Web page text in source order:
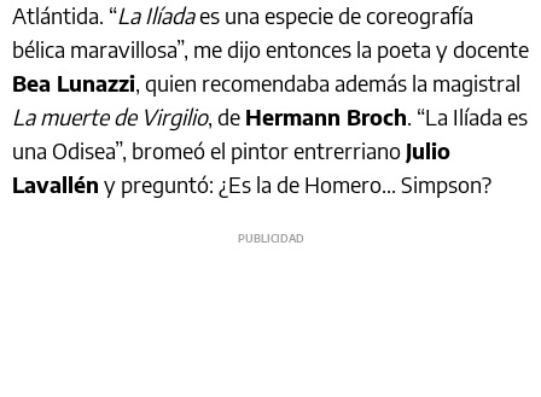
Atlántida. “La Ilíadaes una especie de coreografía
bélica maravillosa”, me dijo entonces la poeta y docente
Bea Lunazzi, quien recomendaba además la magistral
La muerte de Virgilio, de Hermann Broch. “La Ilíada es
una Odisea”, bromeó el pintor entrerriano Julio
Lavallén y preguntó: ¿Es la de Homero... Simpson?